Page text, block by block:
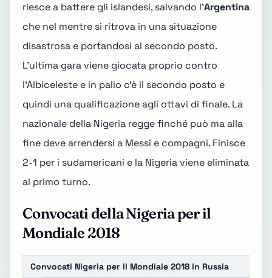
riesce a battere gli islandesi, salvando l'Argentina
che nel mentre si ritrova in una situazione
disastrosa e portandosi al secondo posto.
L'ultima gara viene giocata proprio contro
l'Albiceleste e in palio c'è il secondo posto e
quindi una qualificazione agli ottavi di finale. La
nazionale della Nigeria regge finché può ma alla
fine deve arrendersi a Messi e compagni. Finisce
2-1 per i sudamericani e la Nigeria viene eliminata
al primo turno.
Convocati della Nigeria per il
Mondiale 2018
Convocati Nigeria per il Mondiale 2018 in Russia